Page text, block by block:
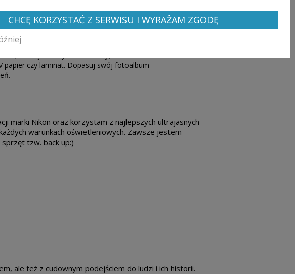
wysokiej jakości materiałów z niezwykłą
dla niego są sztywne, otwierane na
rodzaj tkaniny lub ekoskóry, okienka i ich
papier czy laminat. Dopasuj swój fotoalbum
marki Nikon oraz korzystam z najlepszych ultrajasnych
warunkach oświetleniowych. Zawsze jestem
tzw. back up:)
ale też z cudownym podejściem do ludzi i ich historii.
CHCĘ KORZYSTAĆ Z SERWISU I WYRAŻAM ZGODĘ